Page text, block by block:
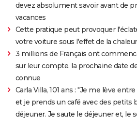
devez absolument savoir avant de
vacances
Cette pratique peut provoquer
votre voiture sous l'effet de la chaleur
3 millions de Français ont
sur leur compte, la prochaine date
connue
Carla Villa, 101 ans : "Je me lève
et je prends un café avec des petits
déjeuner. Je saute le déjeuner et, le